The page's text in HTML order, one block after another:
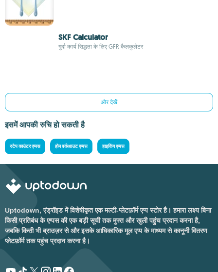
SKF Calculator
गुर्दा कार्य सिद्धता के लिए GFR कैलकुलेटर
और देखें
इसमें आपकी रुचि हो सकती है
स्टेप काउंटर एप्पस होम वर्कआउट एप्पस हाइकिंग एप्पस
Uptodown, एंड्रॉइड में विशेषीकृत एक मल्टी-प्लेटफ़ॉर्म एप्प स्टोर है। हमारा लक्ष्य बिना
किसी प्रतिबंध के एप्पस की एक बड़ी सूची तक मुफ्त और खुली पहुंच प्रदान करना है,
जबकि किसी भी ब्राउज़र से और इसके आधिकारिक मूल एप्प के माध्यम से कानूनी वितरण
प्लेटफ़ॉर्म तक पहुंच प्रदान करना है।